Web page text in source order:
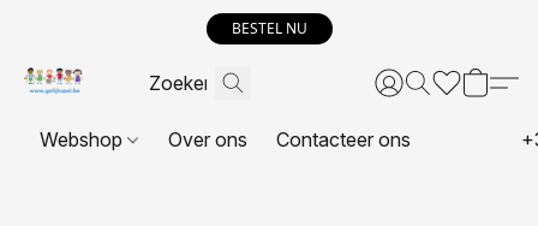
BESTEL NU
Webshop Over ons Contacteer ons